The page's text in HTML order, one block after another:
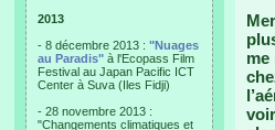
2013
- 8 décembre 2013 : "Nuages
au Paradis" à l'Ecopass Film
Festival au Japan Pacific ICT
Center à Suva (Iles Fidji)
- 28 novembre 2013 :
"Changements climatiques et
me